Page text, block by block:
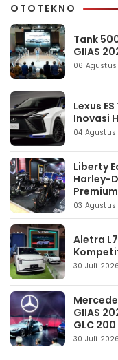
OTOTEKNO
Tank
GIIAS
06
Lexus
Inovasi
04
Liberty
Harley-
Premium
03
Aletra
30 Juli 2026
GIIAS
GLC 200
30 Juli 2026